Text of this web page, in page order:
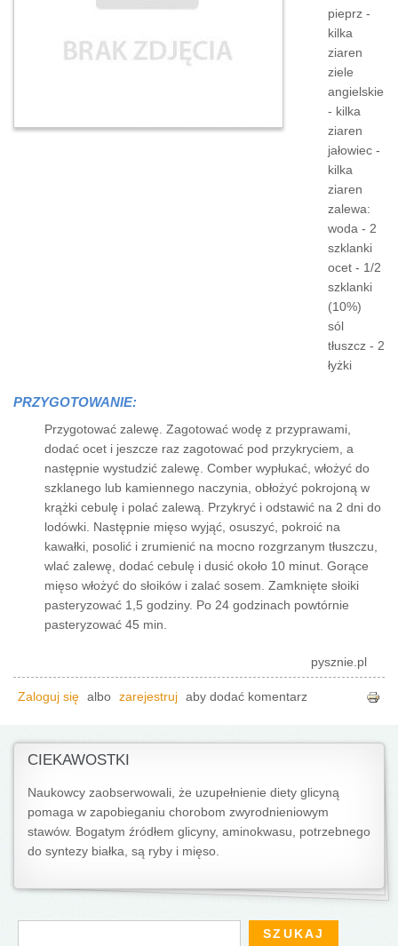
pieprz -
kilka
ziaren
ziele
angielskie
- kilka
ziaren
jałowiec -
kilka
ziaren
zalewa:
woda - 2
szklanki
ocet - 1/2
szklanki
(10%)
sól
tłuszcz - 2
łyżki
PRZYGOTOWANIE:
Przygotować zalewę. Zagotować wodę z przyprawami,
dodać ocet i jeszcze raz zagotować pod przykryciem, a
następnie wystudzić zalewę. Comber wypłukać, włożyć do
szklanego lub kamiennego naczynia, obłożyć pokrojoną w
krążki cebulę i polać zalewą. Przykryć i odstawić na 2 dni do
lodówki. Następnie mięso wyjąć, osuszyć, pokroić na
kawałki, posolić i zrumienić na mocno rozgrzanym tłuszczu,
wlać zalewę, dodać cebulę i dusić około 10 minut. Gorące
mięso włożyć do słoików i zalać sosem. Zamknięte słoiki
pasteryzować 1,5 godziny. Po 24 godzinach powtórnie
pasteryzować 45 min.
pysznie.pl
Zaloguj się albo zarejestruj aby dodać komentarz
CIEKAWOSTKI
Naukowcy zaobserwowali, że uzupełnienie diety glicyną
pomaga w zapobieganiu chorobom zwyrodnieniowym
stawów. Bogatym źródłem glicyny, aminokwasu, potrzebnego
do syntezy białka, są ryby i mięso.
Formularz wyszukiwania
Szukaj